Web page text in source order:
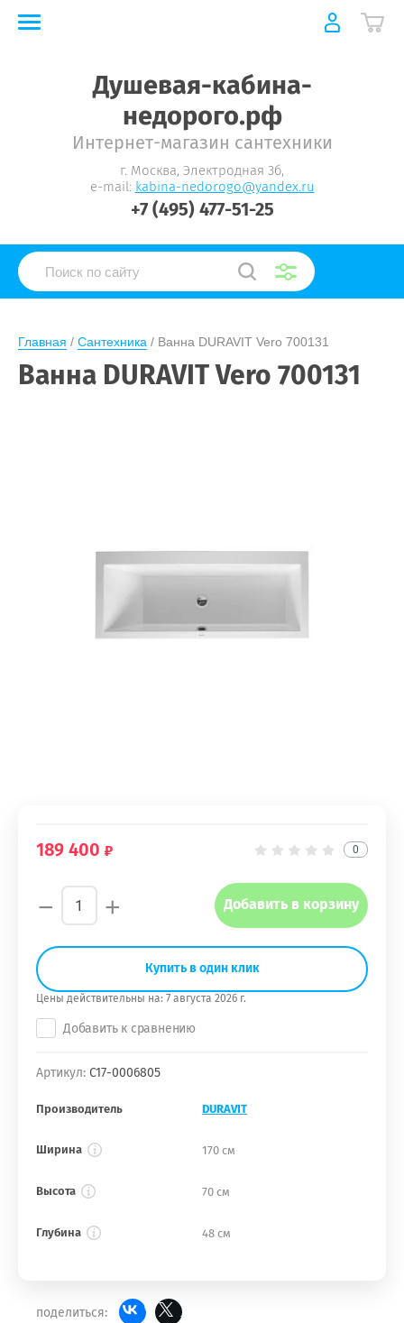
Душевая-кабина-
недорого.рф
Интернет-магазин сантехники
г. Москва, Электродная 3б,
e-mail: kabina-nedorogo@yandex.ru
+7 (495) 477-51-25
Главная / Сантехника / Ванна DURAVIT Vero 700131
Ванна DURAVIT Vero 700131
189 400 0
− + Добавить в корзину
Купить в один клик
Цены действительны на: 7 августа 2026 г.
Добавить к сравнению
Артикул: С17-0006805
Производитель DURAVIT
Ширина 170 см
Высота 70 см
Глубина 48 см
поделиться: